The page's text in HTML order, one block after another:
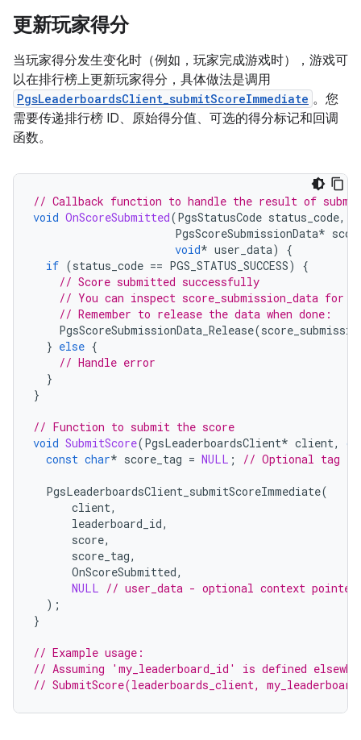
更新玩家得分
当玩家得分发生变化时（例如，玩家完成游戏时），游戏可
以在排行榜上更新玩家得分，具体做法是调用
PgsLeaderboardsClient_submitScoreImmediate 。您
需要传递排行榜 ID、原始得分值、可选的得分标记和回调
函数。
// Callback function to handle the result of
void OnScoreSubmitted(PgsStatusCode status_code,
PgsScoreSubmissionData*
void* user_data)
{
if (status_code == PGS_STATUS_SUCCESS)
{
// Score submitted successfully
// You can inspect score_submission_data for
// Remember to release the data when done:
PgsScoreSubmissionData_Release(
} else {
// Handle error
}
}
// Function to submit the score
void SubmitScore(PgsLeaderboardsClient* client,
const char* score_tag = NULL ; // Optional tag
PgsLeaderboardsClient_submitScoreImmediate(
client,
leaderboard_id,
score,
score_tag,
OnScoreSubmitted,
NULL // user_data - optional context pointer
);
}
// Example usage:
// Assuming 'my_leaderboard_id' is defined
// SubmitScore(leaderboards_client,